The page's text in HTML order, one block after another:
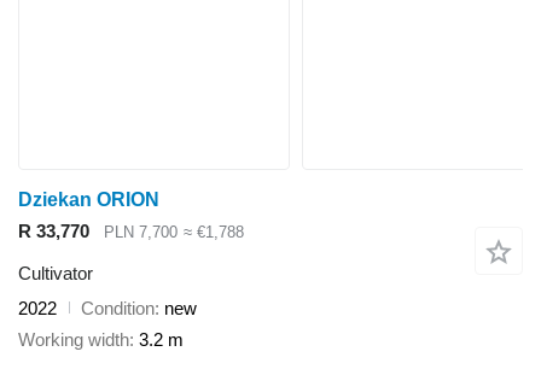
Dziekan ORION
R 33,770
PLN 7,700 ≈ €1,788
Cultivator
2022
Condition new
Working width 3.2 m